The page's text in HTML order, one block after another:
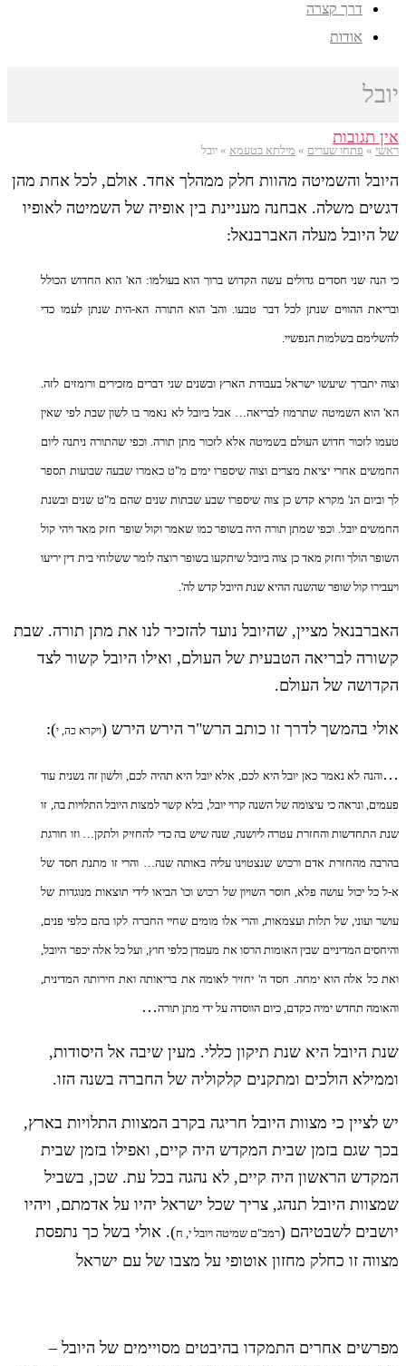
דרך קצרה
אודות
יובל
ראשי » פתחו שערים » מילתא בטעמא » יובל
אין תגובות
היובל והשמיטה מהוות חלק ממהלך אחד. אולם, לכל אחת מהן
דגשים משלה. אבחנה מעניינת בין אופיה של השמיטה לאופיו
של היובל מעלה האברבנאל:
כי הנה שני חסדים גדולים עשה הקדוש ברוך הוא בעולמו: הא' הוא החדוש הכולל
ובריאת ההווים שנתן לכל דבר טבעו. והב' הוא התורה הא-הית שנתן לעמו כדי
להשלימם בשלמות הנפשיי.
וצוה יתברך שיעשו ישראל בעבודת הארץ ובשנים שני דברים מזכירים ורומזים לזה.
הא' הוא השמיטה שתרמוז לבריאה… אבל ביובל לא נאמר בו לשון שבת לפי שאין
טעמו לזכור חדוש העולם בשמיטה אלא לזכור מתן תורה. וכפי שהתורה ניתנה ליום
החמשים אחרי יציאת מצרים וצוה שיספרו ימים מ"ט כאמרו שבעה שבועות תספר
לך וביום הנ' מקרא קדש כן צוה שיספרו שבע שבתות שנים שהם מ"ט שנים ובשנת
החמשים יובל. וכפי שמתן תורה היה בשופר כמו שאמר וקול שופר חזק מאד ויהי קול
השופר הולך וחזק מאד כן צוה ביובל שיתקעו בשופר רוצה לומר ששלוחי בית דין יריעו
ויעבירו קול שופר שהשנה ההיא שנת היובל קדש לה'.
האברבנאל מציין, שהיובל נועד להזכיר לנו את מתן תורה. שבת
קשורה לבריאה הטבעית של העולם, ואילו היובל קשור לצד
הקדושה של העולם.
אולי בהמשך לדרך זו כותב הרש"ר הירש הירש (ויקרא כה, י):
…והנה לא נאמר כאן יובל היא לכם, אלא יובל היא תהיה לכם, ולשון זה נשנית עוד
פעמים, ונראה כי עיצומה של השנה קרוי יובל, בלא קשר למצות היובל התלויות בה, זו
שנת התחדשות והחזרת עטרה ליושנה, שנה שיש בה כדי להחזיק ולתקן… וזו חורגת
בהרבה מהחזרת אדם ורכוש שנצטוינו עליה באותה שנה… והרי זו מתנת חסד של
א-ל כל יכול עושה פלא, חוסר השויון של רכוש וכו' הביאו לידי תוצאות מנוגדות של
עושר ועוני, של תלות ועצמאות, והרי אלו מומים שחיי החברה לקו בהם כלפי פנים,
והיחסים המדיניים שבין האומות הרסו את מעמדן כלפי חוץ, ועל כל אלה יכפר היובל,
ואת כל אלה הוא ימחה. חסד ה' יחזיר לאומה את בריאותה ואת חירותה המדינית,
והאומה תחדש ימיה כקדם, כיום הווסדה על ידי מתן תורה…
שנת היובל היא שנת תיקון כללי. מעין שיבה אל היסודות,
וממילא הולכים ומתקנים קלקוליה של החברה בשנה הזו.
יש לציין כי מצוות היובל חריגה בקרב המצוות התלויות בארץ,
בכך שגם בזמן שבית המקדש היה קיים, ואפילו בזמן שבית
המקדש הראשון היה קיים, לא נהגה בכל עת. שכן, בשביל
שמצוות היובל תנהג, צריך שכל ישראל יהיו על אדמתם, ויהיו
יושבים לשבטיהם (רמב"ם שמיטה ויובל י, ח). אולי בשל כך נתפסת
מצווה זו כחלק מחזון אוטופי על מצבו של עם ישראל
מפרשים אחרים התמקדו בהיבטים מסויימים של היובל –